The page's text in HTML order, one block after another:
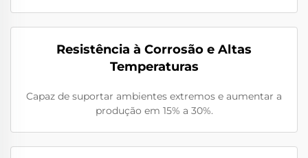
Resistência à Corrosão e Altas
Temperaturas
Capaz de suportar ambientes extremos e aumentar a
produção em 15% a 30%.